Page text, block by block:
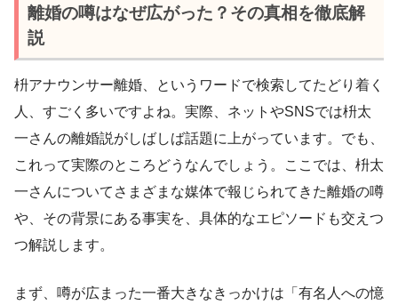
離婚の噂はなぜ広がった？その真相を徹底解
説
枡アナウンサー離婚、というワードで検索してたどり着く
人、すごく多いですよね。実際、ネットやSNSでは枡太
一さんの離婚説がしばしば話題に上がっています。でも、
これって実際のところどうなんでしょう。ここでは、枡太
一さんについてさまざまな媒体で報じられてきた離婚の噂
や、その背景にある事実を、具体的なエピソードも交えつ
つ解説します。
まず、噂が広まった一番大きなきっかけは「有名人への憶